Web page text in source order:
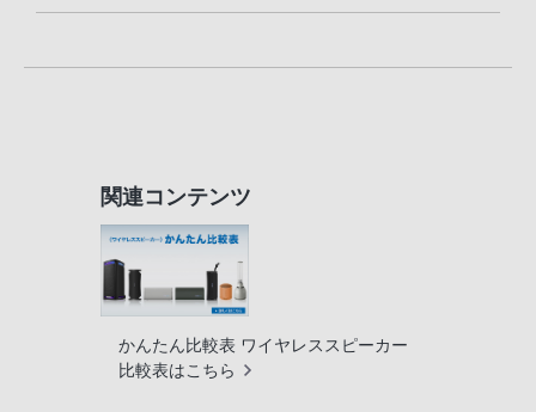
関連コンテンツ
かんたん比較表 ワイヤレススピーカー
比較表はこちら